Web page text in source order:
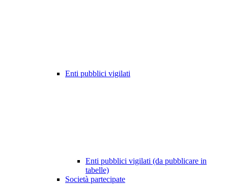
Enti pubblici vigilati
Enti pubblici vigilati (da pubblicare in
tabelle)
Società partecipate